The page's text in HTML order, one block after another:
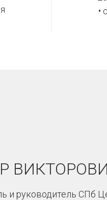
•
и руководитель СПб